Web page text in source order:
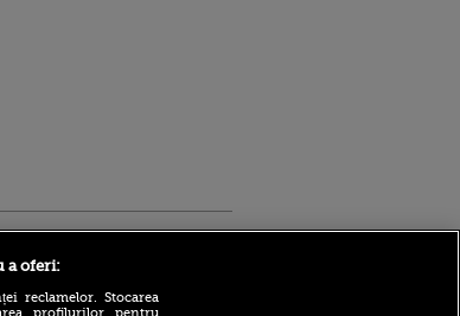
a oferi:
reclamelor. Stocarea